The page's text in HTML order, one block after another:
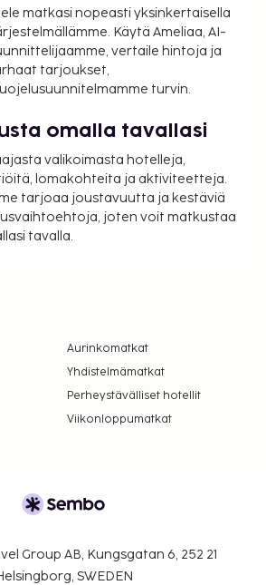
matkasi nopeasti yksinkertaisella
Käytä Ameliaa, AI-
vertaile hintoja ja
tarjoukset,
turvin.
omalla tavallasi
valikoimasta hotelleja,
lomakohteita ja aktiviteetteja.
tarjoaa joustavuutta ja kestäviä
joten voit matkustaa
tavalla.
Aurinkomatkat
Yhdistelmämatkat
Perheystävälliset hotellit
Viikonloppumatkat
Group AB, Kungsgatan 6, 252 21
SWEDEN